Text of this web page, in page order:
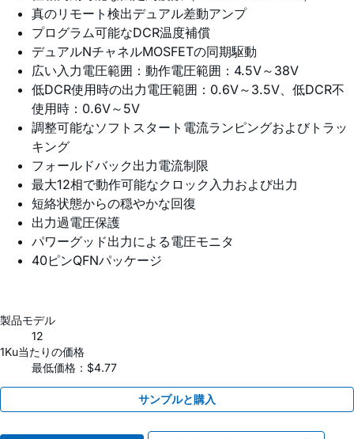
真のリモート検出デュアル差動アンプ
プログラム可能なDCR温度補償
デュアルNチャネルMOSFETの同期駆動
広い入力電圧範囲：動作電圧範囲：4.5V～38V
低DCR使用時の出力電圧範囲：0.6V～3.5V、低DCR不
使用時：0.6V～5V
調整可能なソフトスタート電流ランピングおよびトラッ
キング
フォールドバック出力電流制限
最大12相で動作可能なクロック入力および出力
短絡状態からの穏やかな回復
出力過電圧保護
パワーグッド出力による電圧モニタ
40ピンQFNパッケージ
製品モデル
12
1Ku当たりの価格
最低価格：$4.77
サンプルと購入